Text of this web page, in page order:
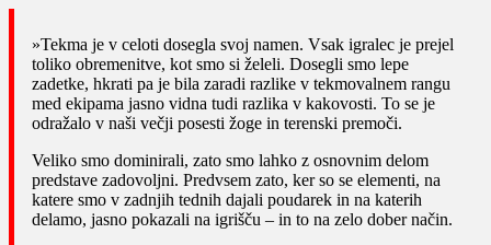
»Tekma je v celoti dosegla svoj namen. Vsak igralec je prejel
toliko obremenitve, kot smo si želeli. Dosegli smo lepe
zadetke, hkrati pa je bila zaradi razlike v tekmovalnem rangu
med ekipama jasno vidna tudi razlika v kakovosti. To se je
odražalo v naši večji posesti žoge in terenski premoči.
Veliko smo dominirali, zato smo lahko z osnovnim delom
predstave zadovoljni. Predvsem zato, ker so se elementi, na
katere smo v zadnjih tednih dajali poudarek in na katerih
delamo, jasno pokazali na igrišču – in to na zelo dober način.